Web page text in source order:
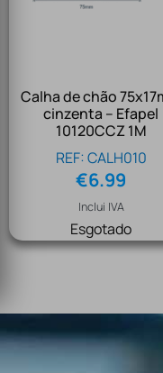
Calha de chão
cinzenta – Efapel
10120CCZ 1M
REF: CALH010
€6.99
Inclui IVA
Esgotado